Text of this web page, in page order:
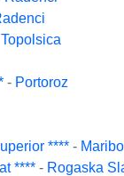
Topolsica
- Portoroz
**** -
**** - Rogaska